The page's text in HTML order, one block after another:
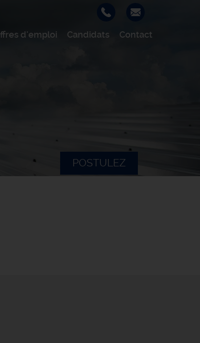
d'emploi Candidats Contact
POSTULEZ